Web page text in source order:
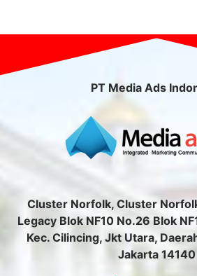
PT Media Ads
Cluster Norfolk, Cluster
Legacy Blok NF10 No.26 Blok
Kec. Cilincing, Jkt Utara,
Jakarta 14140